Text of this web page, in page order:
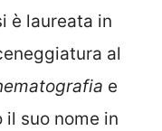
è laureata in
al
e
suo nome in